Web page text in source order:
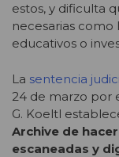
estos, y dificulta
necesarias como
educativos o
La sentencia
24 de marzo por
G. Koeltl
Archive de
escaneadas y